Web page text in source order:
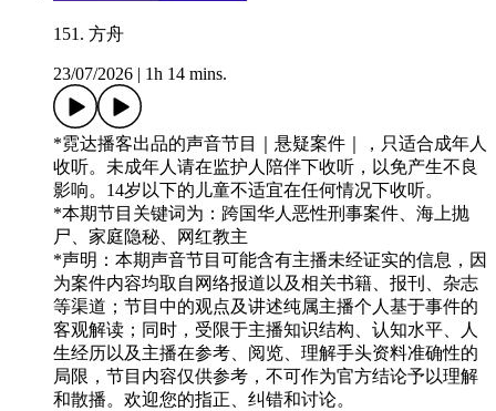
151. 方舟
23/07/2026 1h 14 mins.
*霓达播客出品的声音节目｜悬疑案件｜，只适合成年人
收听。未成年人请在监护人陪伴下收听，以免产生不良
影响。14岁以下的儿童不适宜在任何情况下收听。
*本期节目关键词为：跨国华人恶性刑事案件、海上抛
尸、家庭隐秘、网红教主
*声明：本期声音节目可能含有主播未经证实的信息，因
为案件内容均取自网络报道以及相关书籍、报刊、杂志
等渠道；节目中的观点及讲述纯属主播个人基于事件的
客观解读；同时，受限于主播知识结构、认知水平、人
生经历以及主播在参考、阅览、理解手头资料准确性的
局限，节目内容仅供参考，不可作为官方结论予以理解
和散播。欢迎您的指正、纠错和讨论。